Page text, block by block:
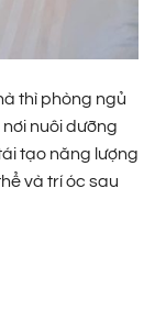
thì phòng ngủ
nuôi dưỡng
tạo năng lượng
và trí óc sau